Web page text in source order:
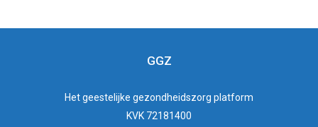
GGZ
Hetgeestelijke gezondheidszorg platform
KVK 72181400